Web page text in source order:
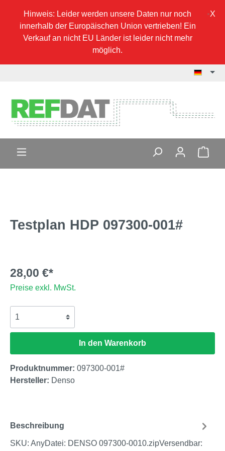
Hinweis: Leider werden unsere Daten nur noch
innerhalb der Europäischen Union vertrieben! Ein
Verkauf an nicht EU Länder ist leider nicht mehr
möglich.
Testplan HDP 097300-001#
28,00 €*
Preise exkl. MwSt.
In den Warenkorb
Produktnummer: 097300-001#
Hersteller: Denso
Beschreibung
SKU: AnyDatei: DENSO 097300-0010.zipVersendbar: